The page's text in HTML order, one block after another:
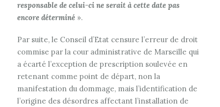
responsable de celui-ci ne serait à cette date pas
encore déterminé ».
Par suite, le Conseil d’Etat censure l’erreur de droit
commise par la cour administrative de Marseille qui
a écarté l’exception de prescription soulevée en
retenant comme point de départ, non la
manifestation du dommage, mais l’identification de
l’origine des désordres affectant l’installation de